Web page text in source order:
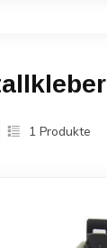
1 Produkte